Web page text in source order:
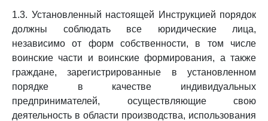
1.3. Установленный настоящей Инструкцией порядок
должны соблюдать все юридические лица,
независимо от форм собственности, в том числе
воинские части и воинские формирования, а также
граждане, зарегистрированные в установленном
порядке в качестве индивидуальных
предпринимателей, осуществляющие свою
деятельность в области производства, использования